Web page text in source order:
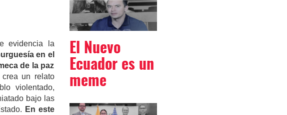
evidencia la
en el
de la paz
un relato
violentado,
bajo las
En este
El Nuevo
Ecuador es un
meme